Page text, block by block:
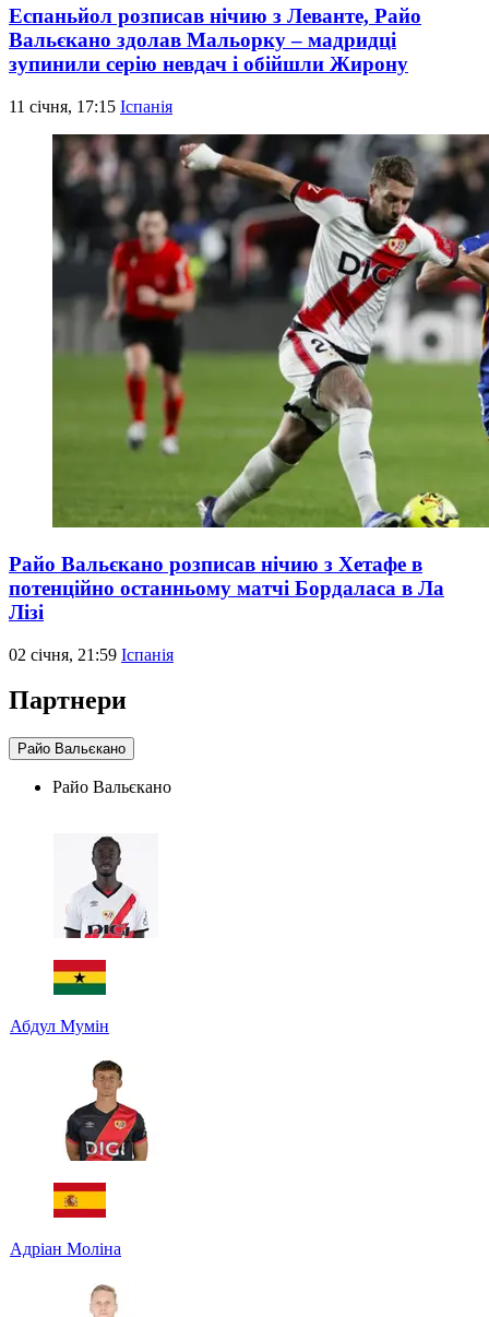
Еспаньйол розписав нічию з Леванте, Райо
Вальєкано здолав Мальорку – мадридці
зупинили серію невдач і обійшли Жирону
11 січня, 17:15 Іспанія
Райо Вальєкано розписав нічию з Хетафе в
потенційно останньому матчі Бордаласа в Ла
Лізі
02 січня, 21:59 Іспанія
Партнери
Райо Вальєкано
Райо Вальєкано
Абдул Мумін
Адріан Моліна